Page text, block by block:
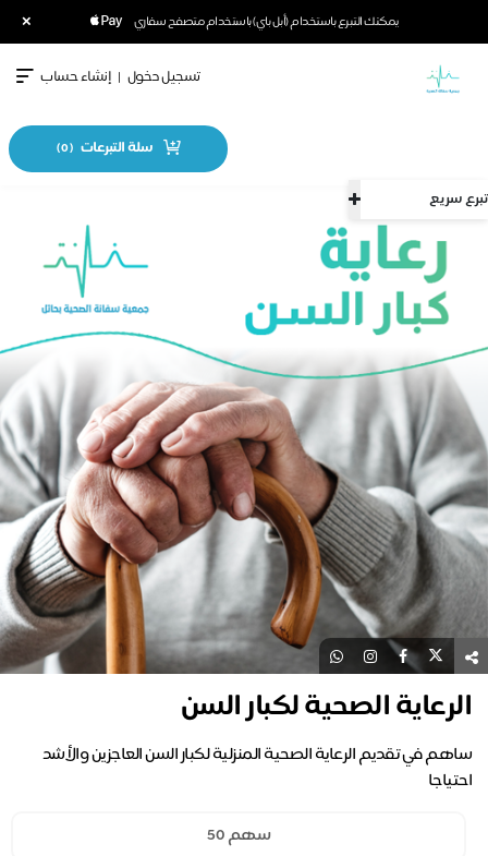
يمكنك التبرع باستخدام (أبل باي) باستخدام متصفح سفاري ×
تبرع سريع
تسجيل دخول | إنشاء حساب
سلة التبرعات (
0
)
الرعاية الصحية لكبار السن
ساهم في تقديم الرعاية الصحية المنزلية لكبار السن العاجزين والأشد
احتياجا
سهم 50